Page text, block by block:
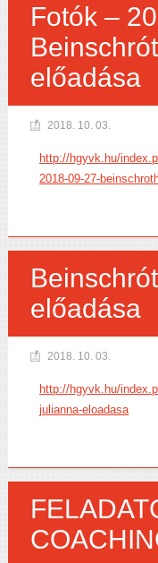
Fotók –
előadása
2018. 10. 03.
http://hgyvk.hu/
2018-09-27-
előadása
2018. 10. 03.
http://hgyvk.hu/
julianna-eloadasa